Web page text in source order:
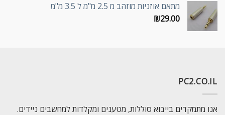
מתאם אוזניות מוזהב מ 2.5 מ"מ ל 3.5 מ"מ
₪29.00
PC2.CO.IL
אנו מתמקדים בייבוא סוללות, מטענים ומקלדות למחשבים ניידים.